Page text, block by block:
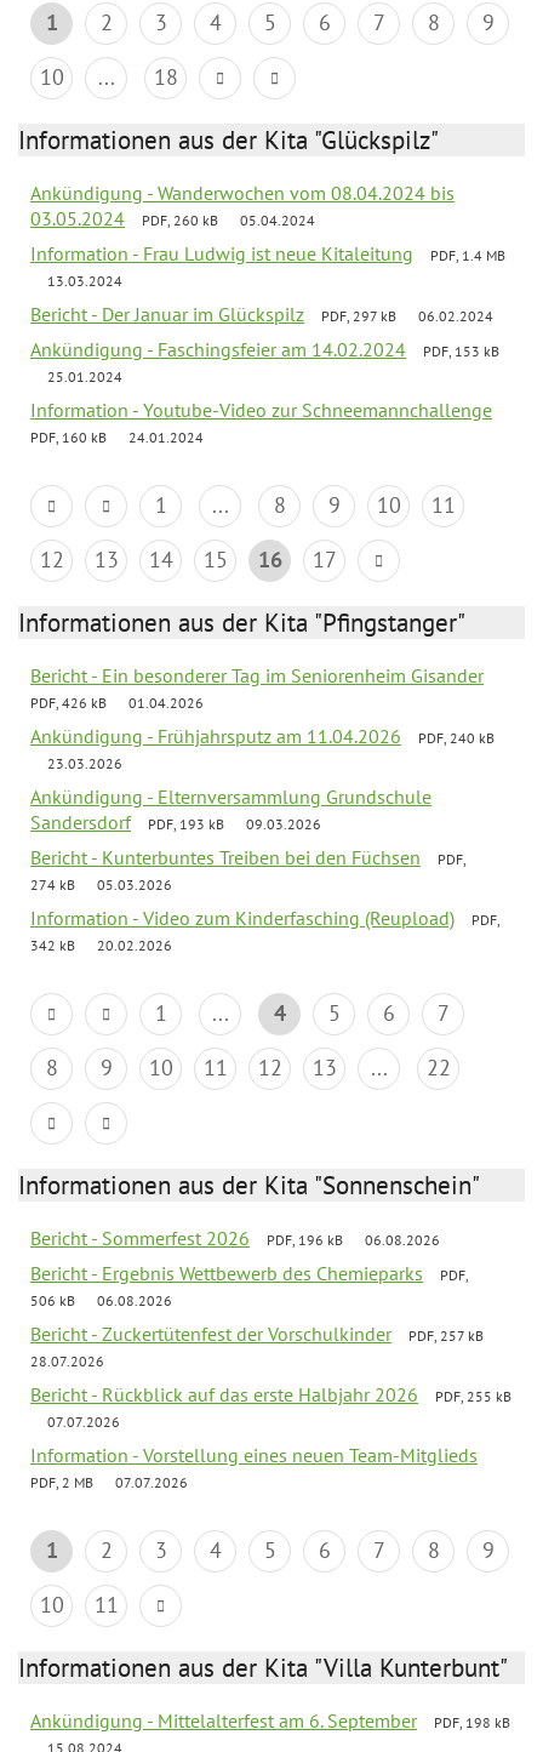
1 2 3 4 5 6 7 8
9
10
... 18
Informationen aus der Kita "Glückspilz"
Ankündigung - Wanderwochen vom 08.04.2024 bis
03.05.2024
PDF, 260 kB 05.04.2024
Information - Frau Ludwig ist neue Kitaleitung
PDF, 1.4 MB
13.03.2024
Bericht - Der Januar im Glückspilz PDF, 297 kB 06.02.2024
Ankündigung - Faschingsfeier am 14.02.2024
PDF, 153 kB
25.01.2024
Information - Youtube-Video zur Schneemannchallenge
PDF, 160 kB 24.01.2024
1 ... 8 9 10
11
12
13 14 15 16 17
Informationen aus der Kita "Pfingstanger"
Bericht - Ein besonderer Tag im Seniorenheim Gisander
PDF, 426 kB 01.04.2026
Ankündigung - Frühjahrsputz am 11.04.2026
PDF, 240 kB
23.03.2026
Ankündigung - Elternversammlung Grundschule
Sandersdorf
PDF, 193 kB 09.03.2026
Bericht - Kunterbuntes Treiben bei den Füchsen
PDF,
274 kB
05.03.2026
Information - Video zum Kinderfasching (Reupload)
PDF,
342 kB
20.02.2026
1 ... 4 5 6
7
8
9 10 11 12 13 ... 22
Informationen aus der Kita "Sonnenschein"
Bericht - Sommerfest 2026 PDF, 196 kB 06.08.2026
Bericht - Ergebnis Wettbewerb des Chemieparks
PDF,
506 kB
06.08.2026
Bericht - Zuckertütenfest der Vorschulkinder
PDF, 257 kB
28.07.2026
Bericht - Rückblick auf das erste Halbjahr 2026
PDF, 255 kB
07.07.2026
Information - Vorstellung eines neuen Team-Mitglieds
PDF, 2 MB 07.07.2026
1 2 3 4 5 6 7 8
9
10
11
Informationen aus der Kita "Villa Kunterbunt"
Ankündigung - Mittelalterfest am 6. September
PDF, 198 kB
15.08.2024